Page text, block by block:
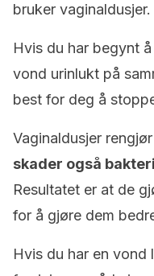
bruker vaginaldusjer.
Hvis du har begynt
vond urinlukt på
best for deg å
Vaginaldusjer
skader også
Resultatet er at de
for å gjøre dem
Hvis du har en